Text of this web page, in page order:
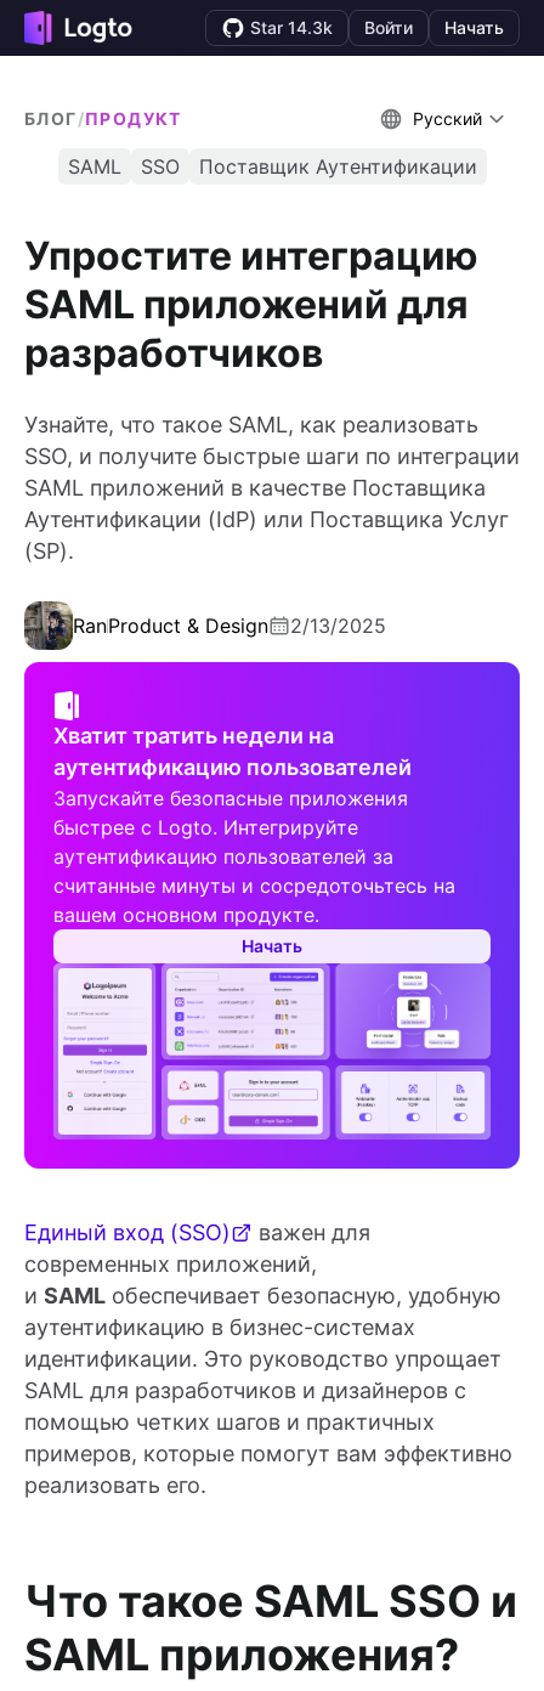
Star 14.3k Войти Начать
БЛОГ/ПРОДУКТ Русский
SAML SSO Поставщик Аутентификации
Упростите интеграцию
SAML приложений для
разработчиков
Узнайте, что такое SAML, как реализовать
SSO, и получите быстрые шаги по интеграции
SAML приложений в качестве Поставщика
Аутентификации (IdP) или Поставщика Услуг
(SP).
RanProduct & Design 2/13/2025
Хватит тратить недели на
аутентификацию пользователей
Запускайте безопасные приложения
быстрее с Logto. Интегрируйте
аутентификацию пользователей за
считанные минуты и сосредоточьтесь на
вашем основном продукте.
Начать
Единый вход (SSO)
важен для
современных приложений,
и SAML обеспечивает безопасную, удобную
аутентификацию в бизнес-системах
идентификации. Это руководство упрощает
SAML для разработчиков и дизайнеров с
помощью четких шагов и практичных
примеров, которые помогут вам эффективно
реализовать его.
Что такое SAML SSO и
SAML приложения?